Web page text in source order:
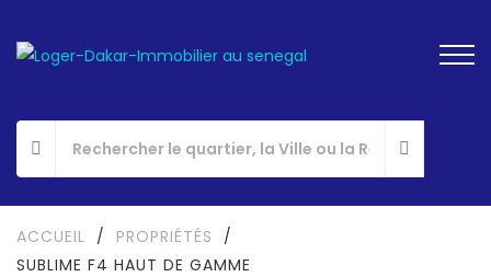
ACCUEIL / PROPRIÉTÉS
/
SUBLIME F4 HAUT DE GAMME